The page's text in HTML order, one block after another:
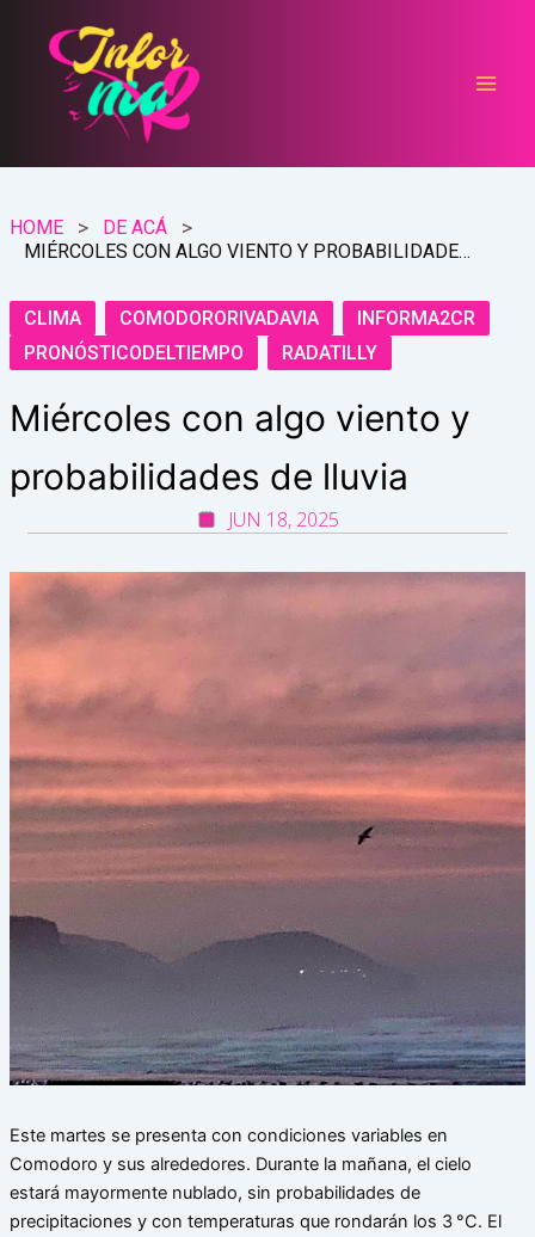
contenido
HOME
DE ACÁ
MIÉRCOLES CON ALGO VIENTO Y PROBABILIDADES DE LLUVIA
CLIMA COMODORORIVADAVIA
INFORMA2CR
PRONÓSTICODELTIEMPO
RADATILLY
Miércoles con algo viento y
probabilidades de lluvia
JUN 18, 2025
Este martes se presenta con condiciones variables en
Comodoro y sus alrededores. Durante la mañana, el cielo
estará mayormente nublado, sin probabilidades de
precipitaciones y con temperaturas que rondarán los 3 °C. El